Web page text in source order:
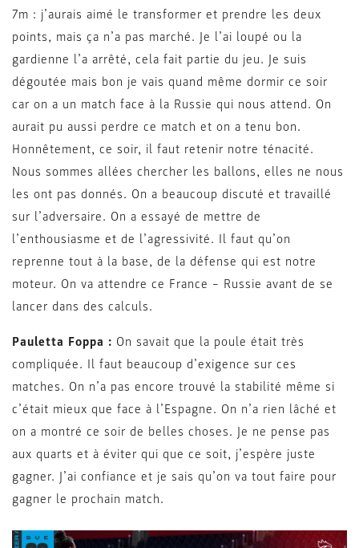
7m : j’aurais aimé le transformer et prendre les deux
points, mais ça n’a pas marché. Je l’ai loupé ou la
gardienne l’a arrêté, cela fait partie du jeu. Je suis
dégoutée mais bon je vais quand même dormir ce soir
car on a un match face à la Russie qui nous attend. On
aurait pu aussi perdre ce match et on a tenu bon.
Honnêtement, ce soir, il faut retenir notre ténacité.
Nous sommes allées chercher les ballons, elles ne nous
les ont pas donnés. On a beaucoup discuté et travaillé
sur l’adversaire. On a essayé de mettre de
l’enthousiasme et de l’agressivité. Il faut qu’on
reprenne tout à la base, de la défense qui est notre
moteur. On va attendre ce France – Russie avant de se
lancer dans des calculs.
Pauletta Foppa : On savait que la poule était très
compliquée. Il faut beaucoup d’exigence sur ces
matches. On n’a pas encore trouvé la stabilité même si
c’était mieux que face à l’Espagne. On n’a rien lâché et
on a montré ce soir de belles choses. Je ne pense pas
aux quarts et à éviter qui que ce soit, j’espère juste
gagner. J’ai confiance et je sais qu’on va tout faire pour
gagner le prochain match.